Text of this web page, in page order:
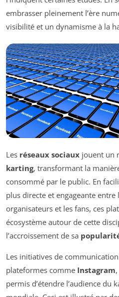
embrasser pleinement l’ère
visibilité et un dynamisme à la
Les réseaux sociaux jouent un
karting, transformant la
consommé par le public. En
plus directe et engageante entre
organisateurs et les fans, ces
écosystème autour de cette
l’accroissement de sa
Les initiatives de
plateformes comme Instagram,
permis d’étendre l’audience du